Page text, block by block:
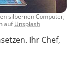
silbernen Computer;
aufUnsplash
Ihr Chef,